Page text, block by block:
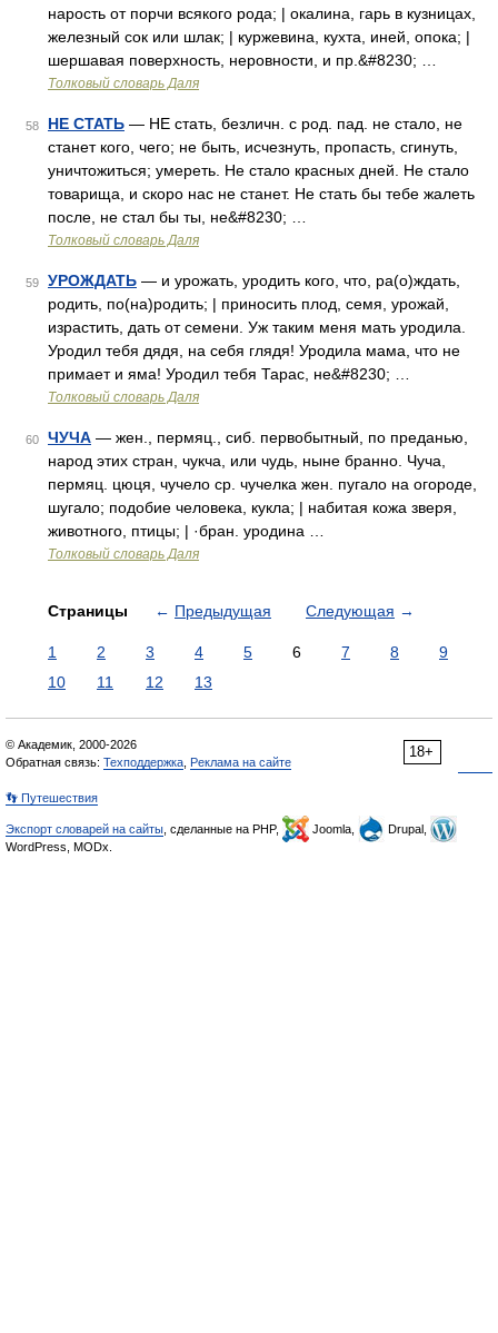
нарость от порчи всякого рода; | окалина, гарь в кузницах,
железный сок или шлак; | куржевина, кухта, иней, опока; |
шершавая поверхность, неровности, и пр.&#8230; …
Толковый словарь Даля
58 НЕ СТАТЬ — НЕ стать, безличн. с род. пад. не стало, не
станет кого, чего; не быть, исчезнуть, пропасть, сгинуть,
уничтожиться; умереть. Не стало красных дней. Не стало
товарища, и скоро нас не станет. Не стать бы тебе жалеть
после, не стал бы ты, не&#8230; …
Толковый словарь Даля
59 УРОЖДАТЬ — и урожать, уродить кого, что, ра(о)ждать,
родить, по(на)родить; | приносить плод, семя, урожай,
израстить, дать от семени. Уж таким меня мать уродила.
Уродил тебя дядя, на себя глядя! Уродила мама, что не
примает и яма! Уродил тебя Тарас, не&#8230; …
Толковый словарь Даля
60 ЧУЧА — жен., пермяц., сиб. первобытный, по преданью,
народ этих стран, чукча, или чудь, ныне бранно. Чуча,
пермяц. цюця, чучело ср. чучелка жен. пугало на огороде,
шугало; подобие человека, кукла; | набитая кожа зверя,
животного, птицы; | ·бран. уродина …
Толковый словарь Даля
Страницы ← Предыдущая Следующая →
1 2 3 4 5 6 7 8
9
10
11 12 13
18+
© Академик, 2000-2026
Обратная связь: Техподдержка Реклама на сайте
👣 Путешествия
Экспорт словарей на сайты , сделанные на PHP, Joomla,
Drupal,
WordPress, MODx.